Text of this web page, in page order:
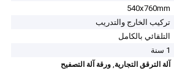
540x760mm
تركيب الخارج والتدريب
التلقائي بالكامل
1 سنة
آلة الترقق التجارية,ورقة آلة التصفيح